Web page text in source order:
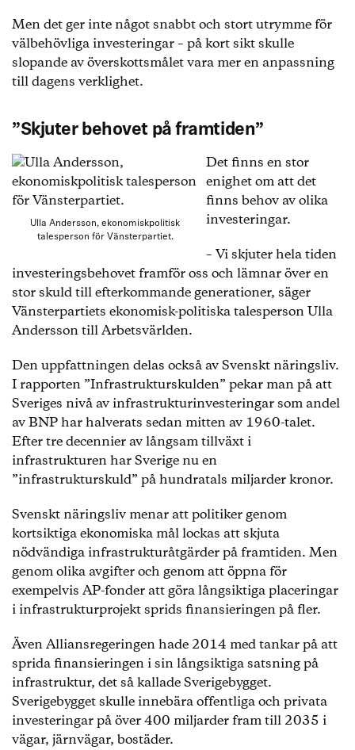
Men det ger inte något snabbt och stort utrymme för
välbehövliga investeringar – på kort sikt skulle
slopande av överskottsmålet vara mer en anpassning
till dagens verklighet.
”Skjuter behovet på framtiden”
Ulla Andersson, ekonomiskpolitisk
talesperson för Vänsterpartiet.
Det finns en stor
enighet om att det
finns behov av olika
investeringar.
– Vi skjuter hela tiden
investeringsbehovet framför oss och lämnar över en
stor skuld till efterkommande generationer, säger
Vänsterpartiets ekonomisk-politiska talesperson Ulla
Andersson till Arbetsvärlden.
Den uppfattningen delas också av Svenskt näringsliv.
I rapporten ”Infrastrukturskulden” pekar man på att
Sveriges nivå av infrastrukturinvesteringar som andel
av BNP har halverats sedan mitten av 1960-talet.
Efter tre decennier av långsam tillväxt i
infrastrukturen har Sverige nu en
”infrastrukturskuld” på hundratals miljarder kronor.
Svenskt näringsliv menar att politiker genom
kortsiktiga ekonomiska mål lockas att skjuta
nödvändiga infrastrukturåtgärder på framtiden. Men
genom olika avgifter och genom att öppna för
exempelvis AP-fonder att göra långsiktiga placeringar
i infrastrukturprojekt sprids finansieringen på fler.
Även Alliansregeringen hade 2014 med tankar på att
sprida finansieringen i sin långsiktiga satsning på
infrastruktur, det så kallade Sverigebygget.
Sverigebygget skulle innebära offentliga och privata
investeringar på över 400 miljarder fram till 2035 i
vägar, järnvägar, bostäder.